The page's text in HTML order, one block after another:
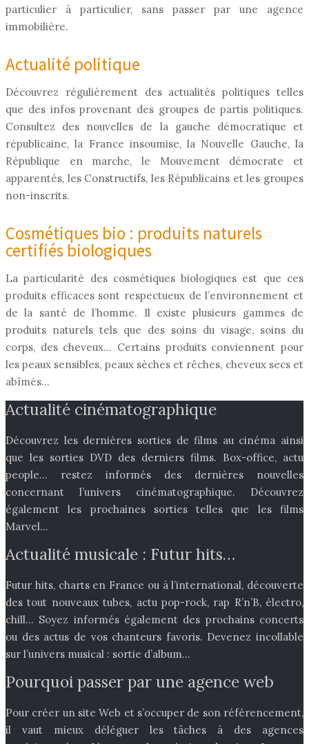
particulier à particulier, sans passer par une agence
immobilière.
Actualité politique
Découvrez régulièrement des actualités politiques telles
que des infos provenant des groupes de partis politiques.
Consultez des nouvelles de la gauche démocratique et
républicaine, la France insoumise, la Nouvelle Gauche, la
République en marche, le Mouvement démocrate et
apparentés, les Constructifs, les Républicains et les groupes
non-inscrits.
Cosmétiques bio : produits naturels
certifiés biologiques
La particularité des cosmétiques biologiques est que ces
produits efficaces sont respectueux de l’environnement et
de la santé de l’homme. Il existe plusieurs gammes de
produits naturels tels que des soins du visage, soins du
corps, des cheveux… Certains produits conviennent pour
les peaux sensibles, peaux sèches et rêches, cheveux secs et
abîmés…
Actualité cinématographique
Découvrez les dernières sorties de films au cinéma ainsi
que les sorties DVD des derniers films. Box-office, actu
people… restez informés des dernières nouvelles
concernant l’univers cinématographique. Découvrez
également les prochaines sorties telles que les films
Marvel…
Actualité musicale : Futur hits…
Futur hits, charts en France ou à l’international, découverte
des tout nouveaux tubes, actu pop-rock, rap R’n’B, électro,
chill… Soyez informés également des prochains concerts
ou des actus de vos chanteurs favoris. Devenez incollable
sur l’univers musical : sortie d’album…
Pourquoi passer par une agence web
Pour créer un site Web et s’occuper de son référencement,
il vaut mieux déléguer les tâches à des agences